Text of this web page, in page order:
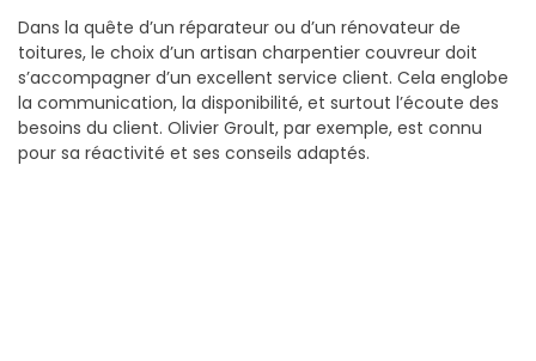
Dans la quête d’un réparateur ou d’un rénovateur de
toitures, le choix d’un artisan charpentier couvreur doit
s’accompagner d’un excellent service client. Cela englobe
la communication, la disponibilité, et surtout l’écoute des
besoins du client. Olivier Groult, par exemple, est connu
pour sa réactivité et ses conseils adaptés.